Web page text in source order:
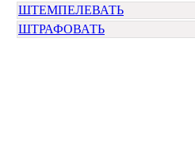
ШТЕМПЕЛЕВАТЬ
ШТРАФОВАТЬ